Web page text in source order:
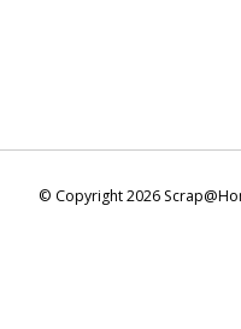
© Copyright 2026